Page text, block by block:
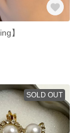
】
SOLD OUT